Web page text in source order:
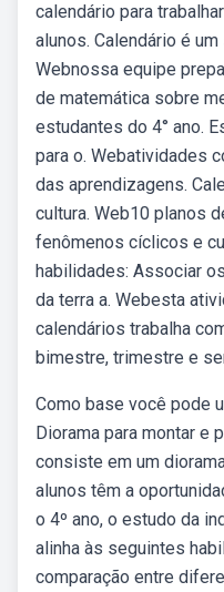
calendário para
alunos. Calendário é
Webnossa equipe
de matemática sobre
estudantes do 4° ano.
para o. Webatividades
das aprendizagens.
cultura. Web10 planos
fenômenos cíclicos e
habilidades: Associar
da terra a. Webesta
calendários trabalha
bimestre, trimestre e
Como base você pode
Diorama para montar e
consiste em um
alunos têm a
o 4º ano, o estudo da
alinha às seguintes
comparação entre